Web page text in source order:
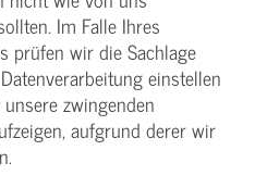
Im Falle Ihres
prüfen wir die Sachlage
einstellen
zwingenden
aufgrund derer wir